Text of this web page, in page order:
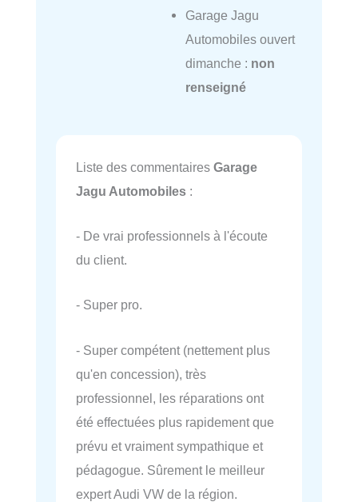
Garage Jagu
Automobiles ouvert
dimanche : non
renseigné
Liste des commentaires Garage
Jagu Automobiles :
- De vrai professionnels à l'écoute
du client.
- Super pro.
- Super compétent (nettement plus
qu'en concession), très
professionnel, les réparations ont
été effectuées plus rapidement que
prévu et vraiment sympathique et
pédagogue. Sûrement le meilleur
expert Audi VW de la région.